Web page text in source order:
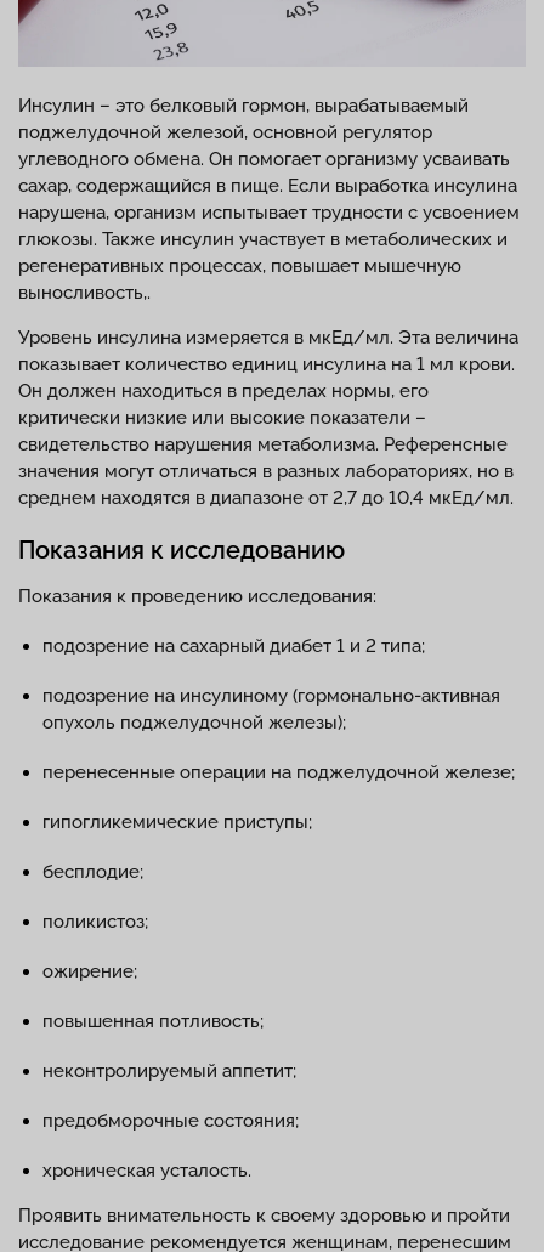
Инсулин – это белковый гормон, вырабатываемый
поджелудочной железой, основной регулятор
углеводного обмена. Он помогает организму усваивать
сахар, содержащийся в пище. Если выработка инсулина
нарушена, организм испытывает трудности с усвоением
глюкозы. Также инсулин участвует в метаболических и
регенеративных процессах, повышает мышечную
выносливость,.
Уровень инсулина измеряется в мкЕд/мл. Эта величина
показывает количество единиц инсулина на 1 мл крови.
Он должен находиться в пределах нормы, его
критически низкие или высокие показатели –
свидетельство нарушения метаболизма. Референсные
значения могут отличаться в разных лабораториях, но в
среднем находятся в диапазоне от 2,7 до 10,4 мкЕд/мл.
Показания к исследованию
Показания к проведению исследования:
подозрение на сахарный диабет 1 и 2 типа;
подозрение на инсулиному (гормонально-активная
опухоль поджелудочной железы);
перенесенные операции на поджелудочной железе;
гипогликемические приступы;
бесплодие;
поликистоз;
ожирение;
повышенная потливость;
неконтролируемый аппетит;
предобморочные состояния;
хроническая усталость.
Проявить внимательность к своему здоровью и пройти
исследование рекомендуется женщинам, перенесшим